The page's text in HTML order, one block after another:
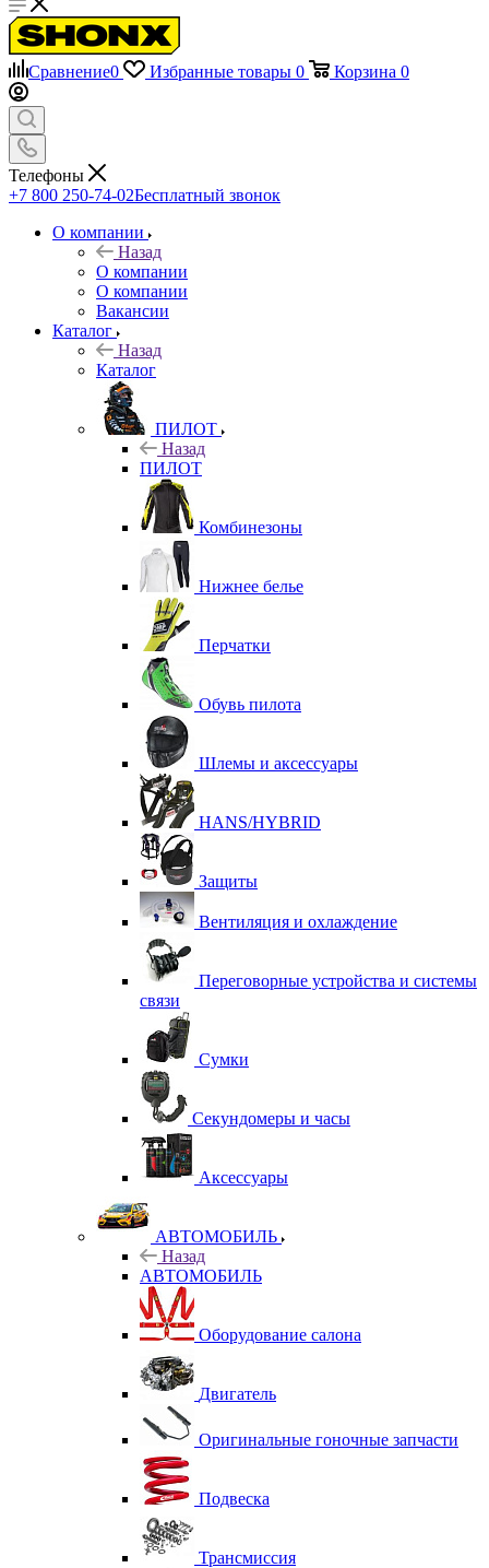
Сравнение0 Избранные товары 0 Корзина 0
Телефоны
+7 800 250-74-02Бесплатный звонок
О компании
Назад
О компании
О компании
Вакансии
Каталог
Назад
Каталог
ПИЛОТ
Назад
ПИЛОТ
Комбинезоны
Нижнее белье
Перчатки
Обувь пилота
Шлемы и аксессуары
HANS/HYBRID
Защиты
Вентиляция и охлаждение
Переговорные устройства и системы
связи
Сумки
Секундомеры и часы
Аксессуары
АВТОМОБИЛЬ
Назад
АВТОМОБИЛЬ
Оборудование салона
Двигатель
Оригинальные гоночные запчасти
Подвеска
Трансмиссия